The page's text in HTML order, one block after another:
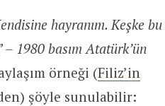
hayranım. Keşke bu
1980 basım Atatürk’ün
örneği (Filiz’in
şöyle sunulabilir: